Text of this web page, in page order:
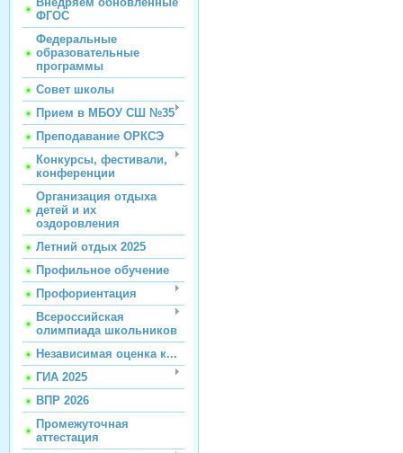
ФГОС
Федеральные
образовательные
программы
Совет школы
Прием в МБОУ СШ №35
Преподавание ОРКСЭ
Конкурсы, фестивали,
конференции
Организация отдыха
детей и их
оздоровления
Летний отдых 2025
Профильное обучение
Профориентация
Всероссийская
олимпиада школьников
Независимая оценка к...
ГИА 2025
ВПР 2026
Промежуточная
аттестация